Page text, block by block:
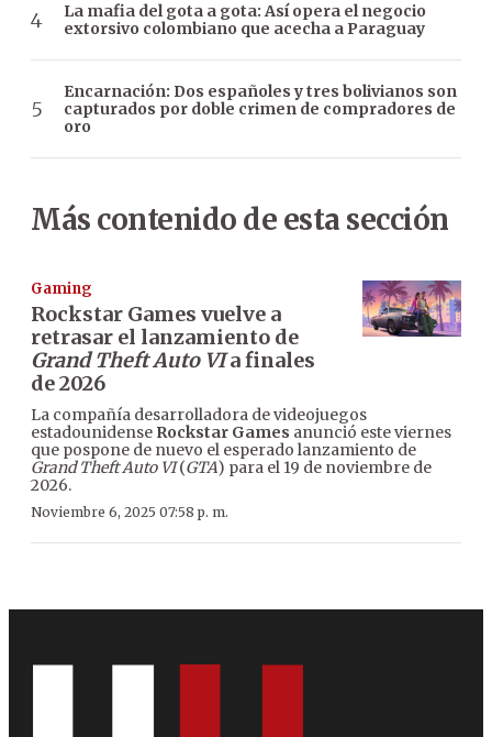
La mafia del gota a gota: Así opera el negocio
extorsivo colombiano que acecha a Paraguay
Encarnación: Dos españoles y tres bolivianos son
capturados por doble crimen de compradores de
oro
Más contenido de esta sección
Gaming
Rockstar Games vuelve a
retrasar el lanzamiento de
Grand Theft Auto VIa finales
de 2026
La compañía desarrolladora de videojuegos
estadounidense Rockstar Games anunció este viernes
que pospone de nuevo el esperado lanzamiento de
Grand Theft Auto VI(GTA) para el 19 de noviembre de
2026.
Noviembre 6, 2025 07:58 p. m.